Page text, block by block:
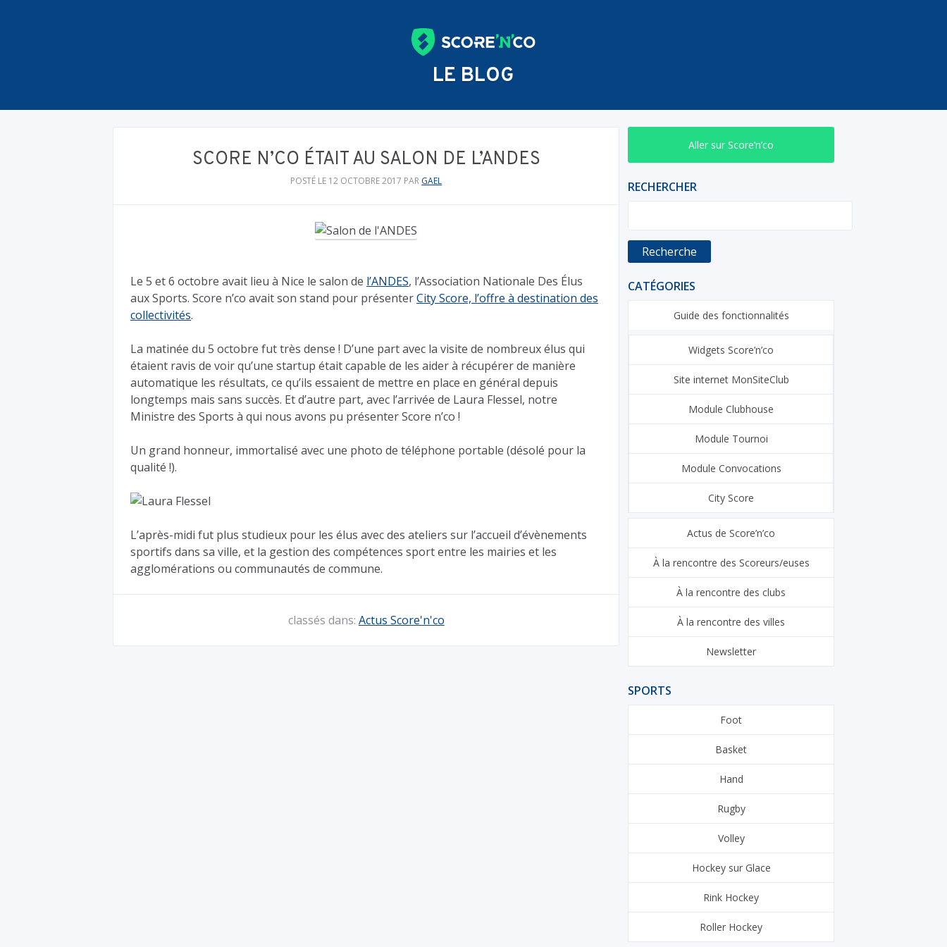
LE BLOG
SCORE N’CO ÉTAIT AU SALON DE L’ANDES
POSTÉ LE 12 OCTOBRE 2017 PAR GAEL
Le 5 et 6 octobre avait lieu à Nice le salon de l’ANDES, l’Association Nationale Des Élus
aux Sports. Score n’co avait son stand pour présenterCity Score, l’offre à destination des
collectivités.
La matinée du 5 octobre fut très dense ! D’une part avec la visite de nombreux élus qui
étaient ravis de voir qu’une startup était capable de les aider à récupérer de manière
automatique les résultats, ce qu’ils essaient de mettre en place en général depuis
longtemps mais sans succès. Et d’autre part, avec l’arrivée de Laura Flessel, notre
Ministre des Sports à qui nous avons pu présenter Score n’co !
Un grand honneur, immortalisé avec une photo de téléphone portable (désolé pour la
qualité !).
L’après-midi fut plus studieux pour les élus avec des ateliers sur l’accueil d’évènements
sportifs dans sa ville, et la gestion des compétences sport entre les mairies et les
agglomérations ou communautés de commune.
classés dans: Actus Score'n'co
Aller sur Score’n’co
RECHERCHER
Recherche
CATÉGORIES
Guide des fonctionnalités
Widgets Score’n’co
Site internet MonSiteClub
Module Clubhouse
Module Tournoi
Module Convocations
City Score
Actus de Score’n’co
À la rencontre des Scoreurs/euses
À la rencontre des clubs
À la rencontre des villes
Newsletter
SPORTS
Foot
Basket
Hand
Rugby
Volley
Hockey sur Glace
Rink Hockey
Roller Hockey